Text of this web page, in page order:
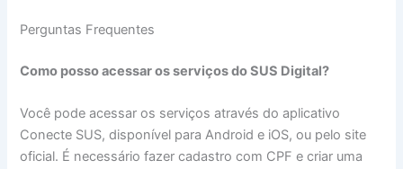
Perguntas Frequentes
Como posso acessar os serviços do SUS Digital?
Você pode acessar os serviços através do aplicativo
Conecte SUS, disponível para Android e iOS, ou pelo site
oficial. É necessário fazer cadastro com CPF e criar uma